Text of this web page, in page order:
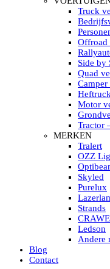
Sea
Sea
Sea
LED STRIPS
Led
Led
Led
Led
Led
Led
LED
Led
LED
Led strips
PORTABLE
Led
Led
Accu
Truck
Offroad
Side by
Quad
Motor
Tractor
MERKEN
Tralert
OZZ
Skyled
Purelux
Strands
Ledson
Andere
Blog
Contact